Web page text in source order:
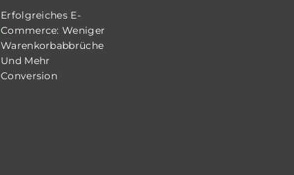
Erfolgreiches E-
Commerce: Weniger
Warenkorbabbrüche
Und Mehr
Conversion